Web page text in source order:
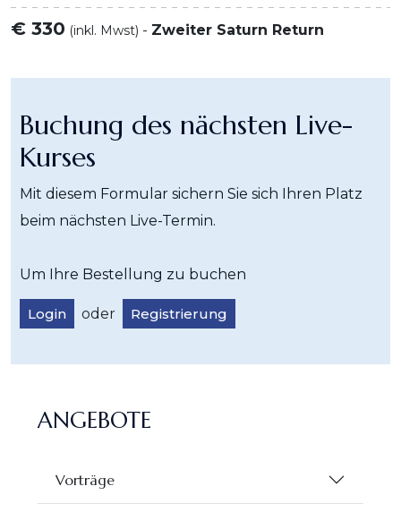
€ 330 (inkl. Mwst) - Zweiter Saturn Return
Buchung des nächsten Live-
Kurses
Mit diesem Formular sichern Sie sich Ihren Platz
beim nächsten Live-Termin.
Um Ihre Bestellung zu buchen
Login oder Registrierung
ANGEBOTE
Vorträge